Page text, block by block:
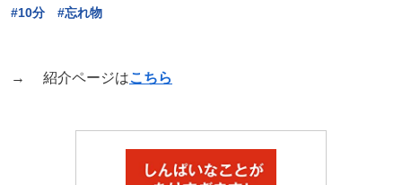
#10分 #忘れ物
→ 紹介ページはこちら